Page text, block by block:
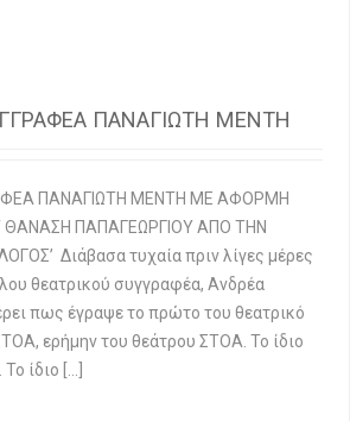
ΠΑΝΑΓΙΩΤΗ ΜΕΝΤΗ
ΠΑΝΑΓΙΩΤΗ ΜΕΝΤΗ ΜΕ ΑΦΟΡΜΗ
ΠΑΠΑΓΕΩΡΓΙΟΥ ΑΠΟ ΤΗΝ
Διάβασα τυχαία πριν λίγες μέρες
θεατρικού συγγραφέα, Ανδρέα
πως έγραψε το πρώτο του θεατρικό
ερήμην του θεάτρου ΣΤΟΑ. Το ίδιο
ίδιο […]